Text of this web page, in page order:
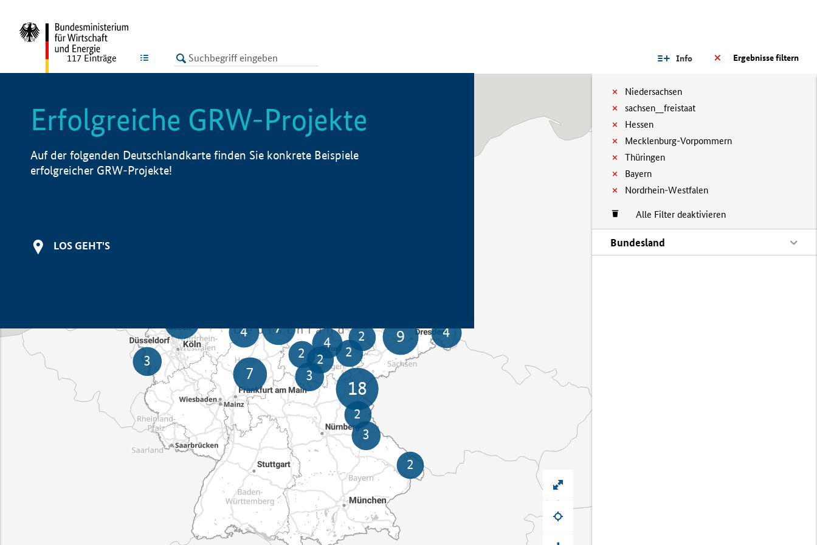
LISTE Ergebnisse filtern
Info
Niedersachsen
sachsen__freistaat
Hessen
Mecklenburg-Vorpommern
Thüringen
Bayern
Nordrhein-Westfalen
Alle Filter deaktivieren
Bundesland
117 Einträge
Erfolgreiche GRW-Projekte
Auf der folgenden Deutschlandkarte finden Sie konkrete Beispiele
erfolgreicher GRW-Projekte!
LOS GEHT'S